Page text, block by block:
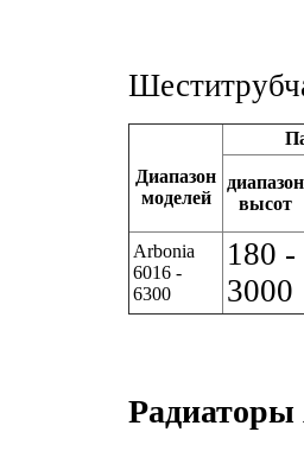
Диапазон
моделей
диапазон
высот
Arbonia
6016 -
6300
180 -
3000